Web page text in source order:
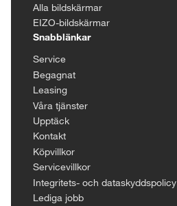
Alla bildskärmar
EIZO-bildskärmar
Snabblänkar
Service
Begagnat
Leasing
Våra tjänster
Upptäck
Kontakt
Köpvillkor
Servicevillkor
Integritets- och dataskyddspolicy
Lediga jobb